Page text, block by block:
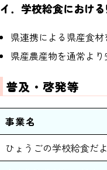
イ．学校給食におけ
県連携による県産食
県産農産物を通常よ
普及・啓発等
事業名
ひょうごの学校給食だ